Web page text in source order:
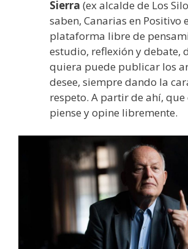
Sierra (ex alcalde de Los
saben, Canarias en Positivo
plataforma libre de
estudio, reflexión y debate,
quiera puede publicar los
desee, siempre dando la
respeto. A partir de ahí, que
piense y opine libremente.